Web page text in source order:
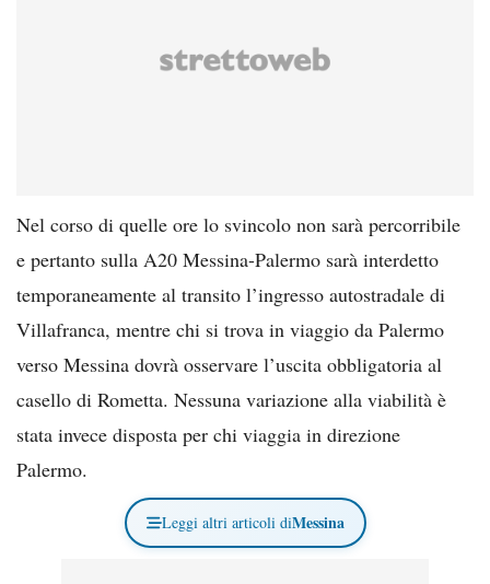
Nel corso di quelle ore lo svincolo non sarà percorribile
e pertanto sulla A20 Messina-Palermo sarà interdetto
temporaneamente al transito l’ingresso autostradale di
Villafranca, mentre chi si trova in viaggio da Palermo
verso Messina dovrà osservare l’uscita obbligatoria al
casello di Rometta. Nessuna variazione alla viabilità è
stata invece disposta per chi viaggia in direzione
Palermo.
Leggi altri articoli diMessina